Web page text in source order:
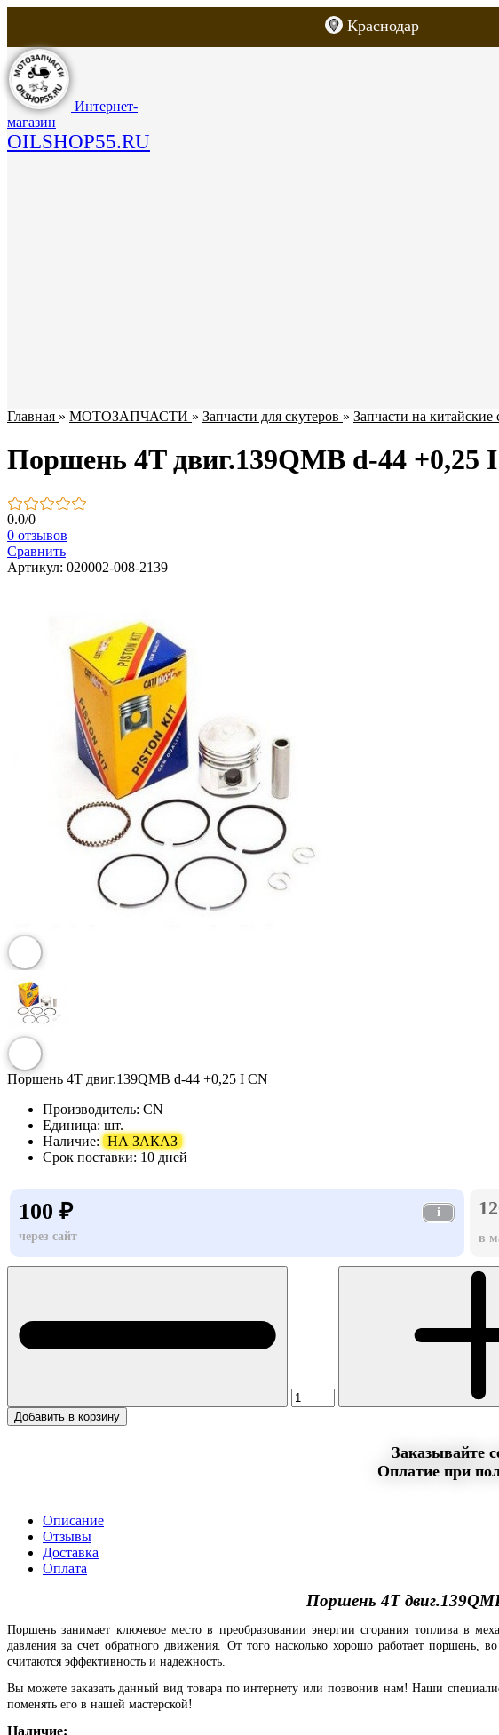
Краснодар
Интернет-
магазин
OILSHOP55.RU
Главная » МОТОЗАПЧАСТИ » Запчасти для скутеров » Запчасти на китайские
Поршень 4T двиг.139QMB d-44 +0,25
0.0/0
0 отзывов
Сравнить
Артикул: 020002-008-2139
Поршень 4T двиг.139QMB d-44 +0,25 I CN
Производитель: CN
Единица: шт.
Наличие: НА ЗАКАЗ
Срок поставки: 10 дней
100 ₽
i
через сайт
в
Добавить в корзину
Заказывайте
Оплатие при
Описание
Отзывы
Доставка
Оплата
Поршень 4T
Поршень занимает ключевое место в преобразовании энергии сгорания топлива в
давления за счет обратного движения. От того насколько хорошо работает поршень,
считаются эффективность и надежность.
Вы можете заказать данный вид товара по интернету или позвонив нам! Наши
поменять его в нашей мастерской!
Наличие: